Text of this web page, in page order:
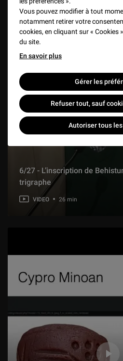
Vous pouvez modifier à tout
notamment retirer votre
cookies, en cliquant sur « Cookies
du site.
En savoir plus
Gérer les
Refuser tout, sauf
Autoriser tous
6/27 - L’inscription de
trigraphe
VIDEO 26 min